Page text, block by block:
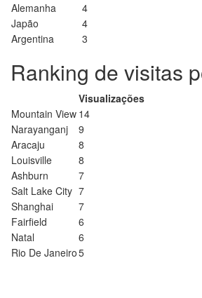
Alemanha
4
Japão
4
Argentina
3
Ranking de visitas
Visualizações
Mountain View 14
Narayanganj
9
Aracaju
8
Louisville
8
Ashburn
7
Salt Lake City 7
Shanghai
7
Fairfield
6
Natal
6
Rio De Janeiro5